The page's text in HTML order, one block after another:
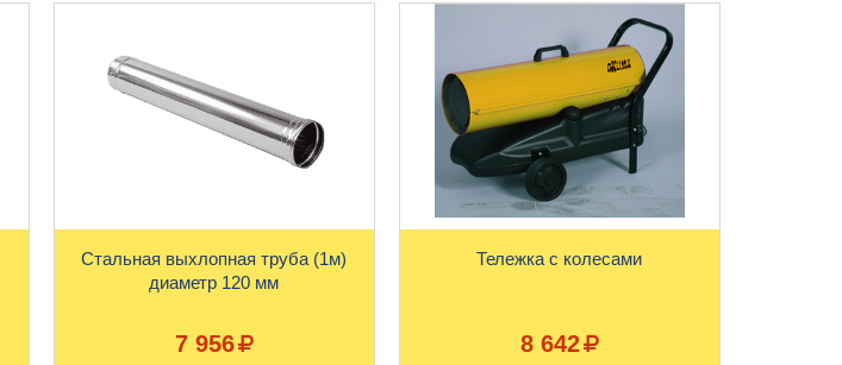
Стальная выхлопная труба (1м)
диаметр 120 мм
7 956
Тележка с колесами
8 642